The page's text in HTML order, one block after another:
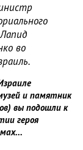
во
и памятник
вы подошли к
героя